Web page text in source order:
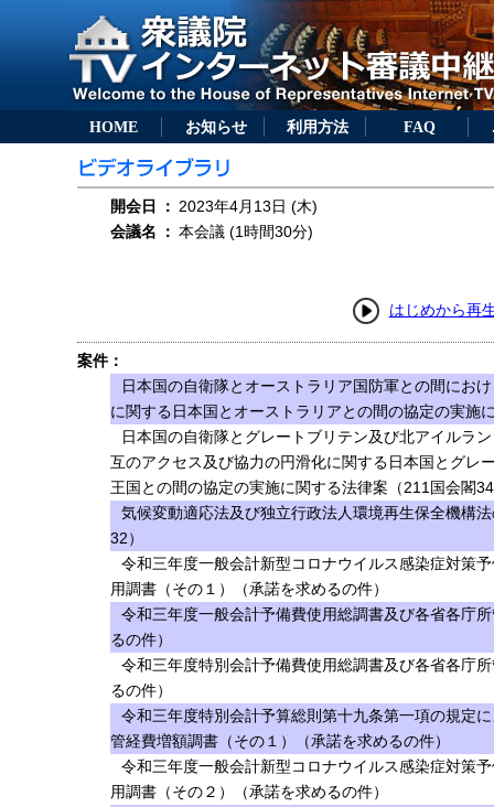
HOME お知らせ 利用方法 FAQ
開会日 ： 2023年4月13日 (木)
会議名
： 本会議 (1時間30分)
はじめから再
案件：
日本国の自衛隊とオーストラリア国防軍との間にお
に関する日本国とオーストラリアとの間の協定の実施
日本国の自衛隊とグレートブリテン及び北アイルラ
互のアクセス及び協力の円滑化に関する日本国とグレ
王国との間の協定の実施に関する法律案（211国会閣
気候変動適応法及び独立行政法人環境再生保全機構
32）
令和三年度一般会計新型コロナウイルス感染症対策
用調書（その１）（承諾を求めるの件）
令和三年度一般会計予備費使用総調書及び各省各庁
るの件）
令和三年度特別会計予備費使用総調書及び各省各庁
るの件）
令和三年度特別会計予算総則第十九条第一項の規定
管経費増額調書（その１）（承諾を求めるの件）
令和三年度一般会計新型コロナウイルス感染症対策
用調書（その２）（承諾を求めるの件）